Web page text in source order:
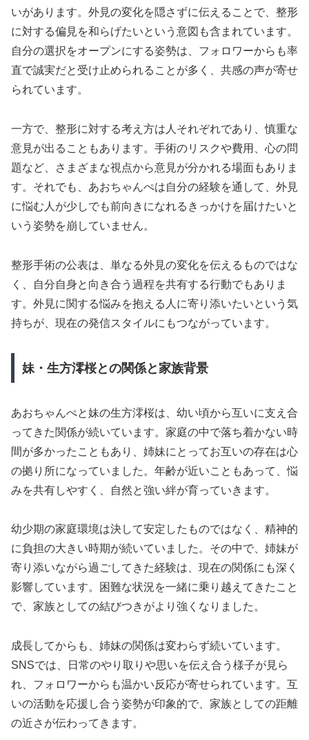
いがあります。外見の変化を隠さずに伝えることで、整形
に対する偏見を和らげたいという意図も含まれています。
自分の選択をオープンにする姿勢は、フォロワーからも率
直で誠実だと受け止められることが多く、共感の声が寄せ
られています。
一方で、整形に対する考え方は人それぞれであり、慎重な
意見が出ることもあります。手術のリスクや費用、心の問
題など、さまざまな視点から意見が分かれる場面もありま
す。それでも、あおちゃんぺは自分の経験を通して、外見
に悩む人が少しでも前向きになれるきっかけを届けたいと
いう姿勢を崩していません。
整形手術の公表は、単なる外見の変化を伝えるものではな
く、自分自身と向き合う過程を共有する行動でもありま
す。外見に関する悩みを抱える人に寄り添いたいという気
持ちが、現在の発信スタイルにもつながっています。
妹・生方澪桜との関係と家族背景
あおちゃんぺと妹の生方澪桜は、幼い頃から互いに支え合
ってきた関係が続いています。家庭の中で落ち着かない時
間が多かったこともあり、姉妹にとってお互いの存在は心
の拠り所になっていました。年齢が近いこともあって、悩
みを共有しやすく、自然と強い絆が育っていきます。
幼少期の家庭環境は決して安定したものではなく、精神的
に負担の大きい時期が続いていました。その中で、姉妹が
寄り添いながら過ごしてきた経験は、現在の関係にも深く
影響しています。困難な状況を一緒に乗り越えてきたこと
で、家族としての結びつきがより強くなりました。
成長してからも、姉妹の関係は変わらず続いています。
SNSでは、日常のやり取りや思いを伝え合う様子が見ら
れ、フォロワーからも温かい反応が寄せられています。互
いの活動を応援し合う姿勢が印象的で、家族としての距離
の近さが伝わってきます。